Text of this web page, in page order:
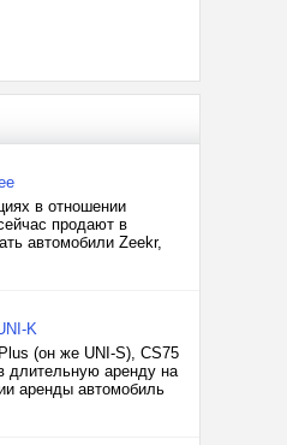
в отношении
продают в
автомобили Zeekr,
K
(он же UNI-S), CS75
длительную аренду на
аренды автомобиль